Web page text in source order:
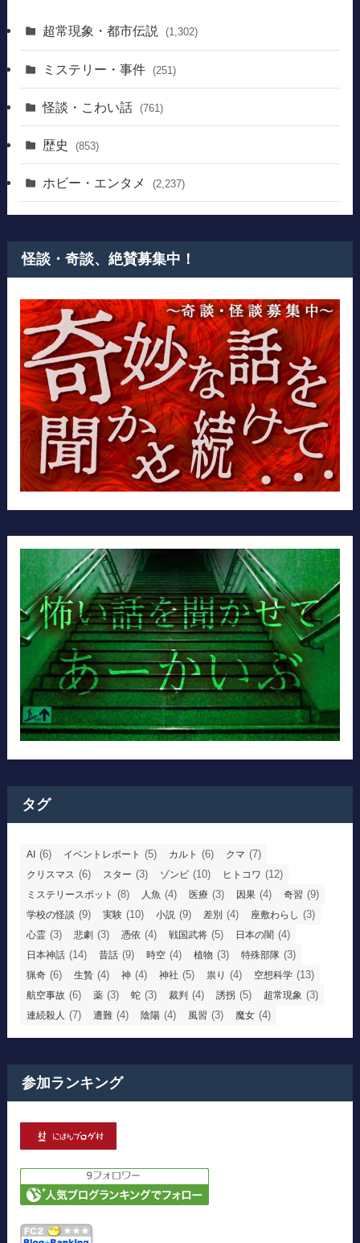
超常現象・都市伝説 (1,302)
ミステリー・事件 (251)
怪談・こわい話 (761)
歴史 (853)
ホビー・エンタメ (2,237)
怪談・奇談、絶賛募集中！
タグ
AI (6) イベントレポート (5) カルト (6) クマ (7)
クリスマス (6) スター (3) ゾンビ (10) ヒトコワ (12)
ミステリースポット (8) 人魚 (4) 医療 (3) 因果 (4) 奇習 (9)
学校の怪談 (9) 実験 (10) 小説 (9) 差別 (4) 座敷わらし (3)
心霊 (3) 悲劇 (3) 憑依 (4) 戦国武将 (5) 日本の闇 (4)
日本神話 (14) 昔話 (9) 時空 (4) 植物 (3) 特殊部隊 (3)
猟奇 (6) 生贄 (4) 神 (4) 神社 (5) 祟り (4) 空想科学 (13)
航空事故 (6) 薬 (3) 蛇 (3) 裁判 (4) 誘拐 (5) 超常現象 (3)
連続殺人 (7) 遭難 (4) 陰陽 (4) 風習 (3) 魔女 (4)
参加ランキング